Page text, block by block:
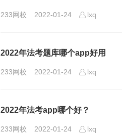
233网校 2022-01-24 lxq
2022年法考题库哪个app好用
233网校 2022-01-24 lxq
2022年法考app哪个好？
233网校 2022-01-24 lxq